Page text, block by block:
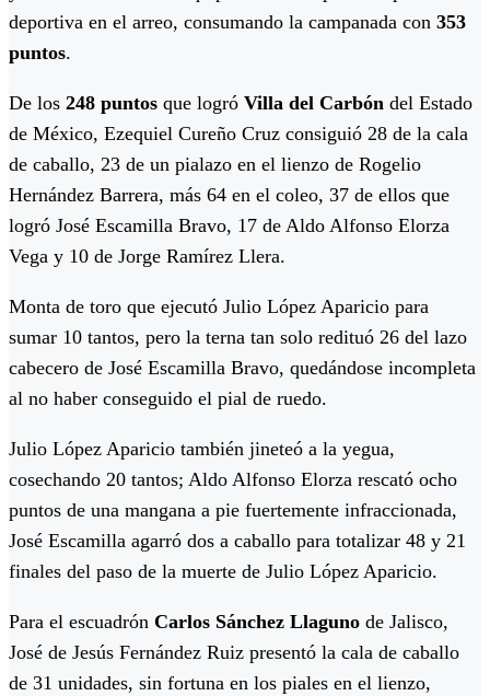
deportiva en el arreo, consumando la campanada con 353
puntos.
De los 248 puntos que logró Villa del Carbón del Estado
de México, Ezequiel Cureño Cruz consiguió 28 de la cala
de caballo, 23 de un pialazo en el lienzo de Rogelio
Hernández Barrera, más 64 en el coleo, 37 de ellos que
logró José Escamilla Bravo, 17 de Aldo Alfonso Elorza
Vega y 10 de Jorge Ramírez Llera.
Monta de toro que ejecutó Julio López Aparicio para
sumar 10 tantos, pero la terna tan solo redituó 26 del lazo
cabecero de José Escamilla Bravo, quedándose incompleta
al no haber conseguido el pial de ruedo.
Julio López Aparicio también jineteó a la yegua,
cosechando 20 tantos; Aldo Alfonso Elorza rescató ocho
puntos de una mangana a pie fuertemente infraccionada,
José Escamilla agarró dos a caballo para totalizar 48 y 21
finales del paso de la muerte de Julio López Aparicio.
Para el escuadrón Carlos Sánchez Llaguno de Jalisco,
José de Jesús Fernández Ruiz presentó la cala de caballo
de 31 unidades, sin fortuna en los piales en el lienzo,